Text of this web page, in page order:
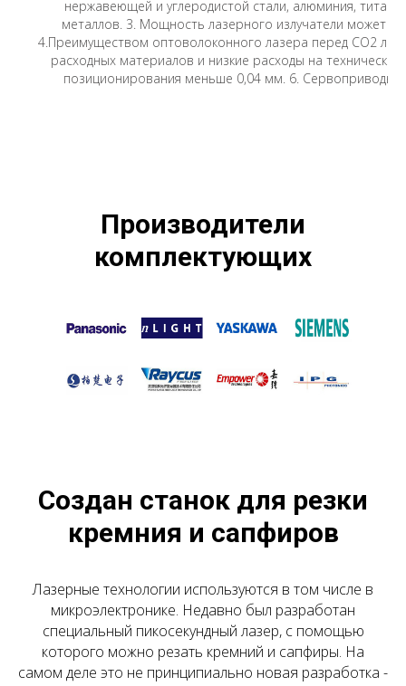
нержавеющей и углеродистой стали, алюминия,
металлов. 3. Мощность лазерного излучатели может
4.Преимуществом оптоволоконного лазера перед СО2
расходных материалов и низкие расходы на
позиционирования меньше 0,04 мм. 6. Сервоприводы
Производители
комплектующих
Создан станок для резки
кремния и сапфиров
Лазерные технологии используются в том числе в
микроэлектронике. Недавно был разработан
специальный пикосекундный лазер, с помощью
которого можно резать кремний и сапфиры. На
самом деле это не принципиально новая разработка -